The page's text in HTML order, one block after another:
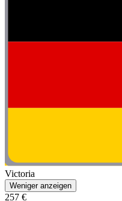
Victoria
Weniger anzeigen
257 €